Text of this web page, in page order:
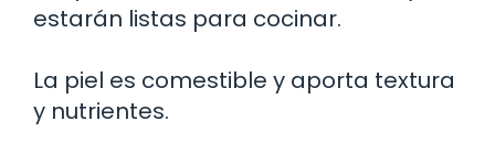
estarán listas para cocinar.
La piel es comestible y aporta textura
y nutrientes.